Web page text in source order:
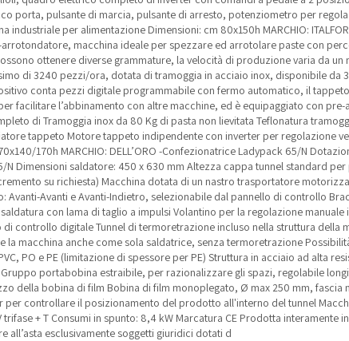
porta, pulsante di marcia, pulsante di arresto, potenziometro per
industriale per alimentazione Dimensioni: cm 80x150h MARCHIO:
macchina ideale per spezzare ed arrotolare paste con
ottenere diverse grammature, la velocità di produzione varia da un
di 3240 pezzi/ora, dotata di tramoggia in acciaio inox, disponibile da
conta pezzi digitale programmabile con fermo automatico, il
facilitare l’abbinamento con altre macchine, ed è equipaggiato con
di Tramoggia inox da 80 Kg di pasta non lievitata Teflonatura
tappeto Motore tappeto indipendente con inverter per regolazione
170h MARCHIO: DELL’ORO -Confezionatrice Ladypack 65/N
N Dimensioni saldatore: 450 x 630 mm Altezza cappa tunnel standard
su richiesta) Macchina dotata di un nastro trasportatore
Avanti-Avanti e Avanti-Indietro, selezionabile dal pannello di controllo
saldatura con lama di taglio a impulsi Volantino per la regolazione manuale
di controllo digitale Tunnel di termoretrazione incluso nella struttura della
la macchina anche come sola saldatrice, senza termoretrazione
PO e PE (limitazione di spessore per PE) Struttura in acciaio ad alta
portabobina estraibile, per razionalizzare gli spazi, regolabile
della bobina di film Bobina di film monoplegato, Ø max 250 mm, fascia
per controllare il posizionamento del prodotto all'interno del tunnel
+ T Consumi in spunto: 8,4 kW Marcatura CE Prodotta interamente
all’asta esclusivamente soggetti giuridici dotati d